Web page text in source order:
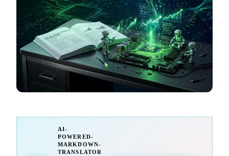
AI-
POWERED-
MARKDOWN-
TRANSLATOR